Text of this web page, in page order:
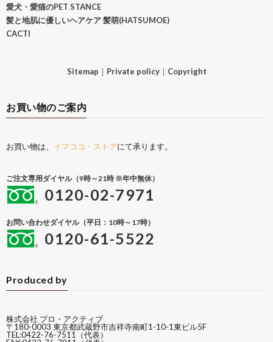
愛犬・愛猫のPET STANCE
髪と地肌に優しいヘアケア 髪萌(HATSUMOE)
CACTI
Sitemap ｜ Private policy｜ Copyright
お買い物のご案内
お買い物は、 イマココ・ストアにて承ります。
ご注文専用ダイヤル（9時～21時 ※年中無休）
0120-02-7971
お問い合わせダイヤル（平日：10時～17時）
0120-61-5522
Produced by
株式会社 プロ・アクティブ
〒180-0003 東京都武蔵野市吉祥寺南町1-10-1東ビル5F
TEL:0422-76-7511（代表）